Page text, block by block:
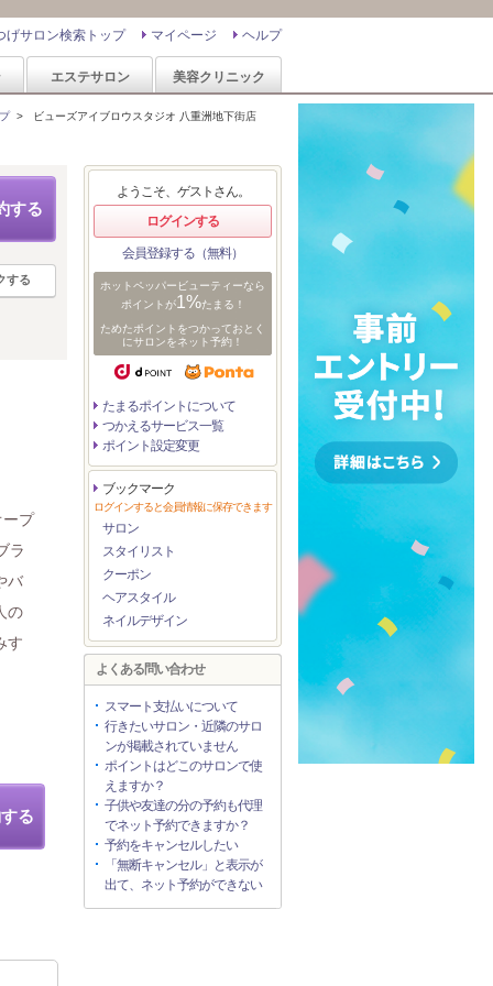
ヘルプ
マイページ
げサロン検索トップ
エステサロン 美容クリニック
> ビューズアイブロウスタジオ 八重洲地下街店
する
する
プ
ラ
バ
の
す
る
ようこそ、ゲストさん。
ログインする
会員登録する（無料）
ホットペッパービューティーなら
ポイントが1%たまる！
ためたポイントをつかっておとく
にサロンをネット予約！
たまるポイントについて
つかえるサービス一覧
ポイント設定変更
ブックマーク
ログインすると会員情報に保存できます
サロン
スタイリスト
クーポン
ヘアスタイル
ネイルデザイン
よくある問い合わせ
スマート支払いについて
行きたいサロン・近隣のサロ
ンが掲載されていません
ポイントはどこのサロンで使
えますか？
子供や友達の分の予約も代理
でネット予約できますか？
予約をキャンセルしたい
「無断キャンセル」と表示が
出て、ネット予約ができない